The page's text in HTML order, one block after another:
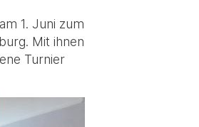
1. Juni zum
Mit ihnen
Turnier